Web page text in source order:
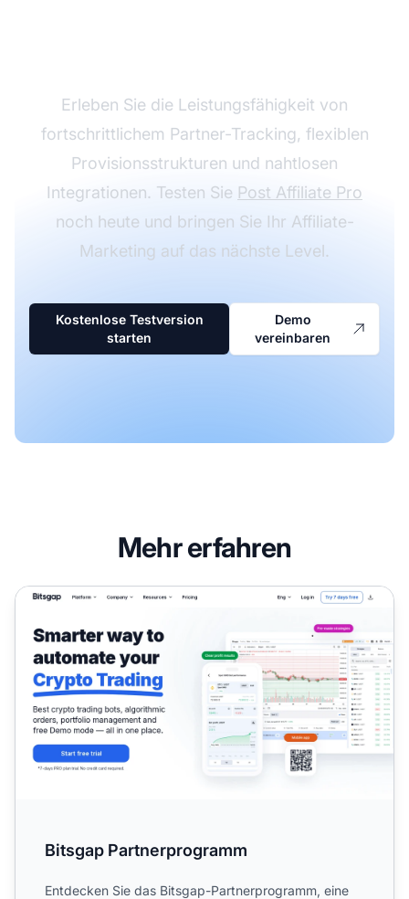
Erleben Sie die Leistungsfähigkeit von
fortschrittlichem Partner-Tracking, flexiblen
Provisionsstrukturen und nahtlosen
Integrationen. Testen Sie Post Affiliate Pro
noch heute und bringen Sie Ihr Affiliate-
Marketing auf das nächste Level.
Kostenlose Testversion
starten
Demo
vereinbaren
Mehr erfahren
Bitsgap Partnerprogramm
Bitsgap Partnerprogramm
Entdecken Sie das Bitsgap-Partnerprogramm, eine